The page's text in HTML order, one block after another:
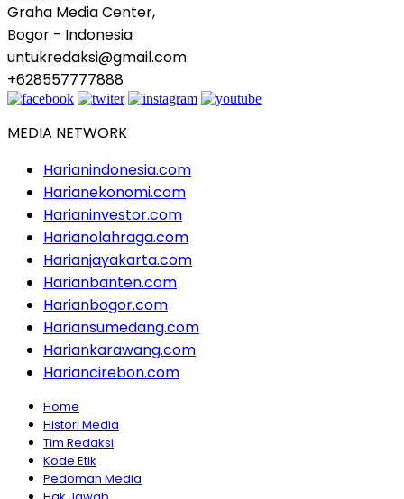
Graha Media Center,
Bogor - Indonesia
untukredaksi@gmail.com
+628557777888
MEDIA NETWORK
Harianindonesia.com
Harianekonomi.com
Harianinvestor.com
Harianolahraga.com
Harianjayakarta.com
Harianbanten.com
Harianbogor.com
Hariansumedang.com
Hariankarawang.com
Hariancirebon.com
Home
Histori Media
Tim Redaksi
Kode Etik
Pedoman Media